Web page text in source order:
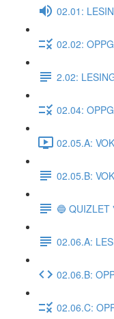
02.01:
02.02:
2.02:
02.04:
02.05.A:
02.05.B:
🔵 QUIZLET
02.06.A:
02.06.B:
02.06.C: